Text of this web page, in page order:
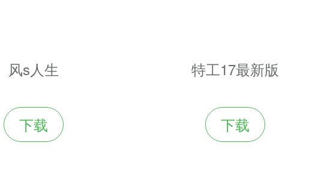
风s人生
下载
特工17最新版
下载